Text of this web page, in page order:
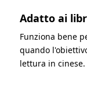
Adatto ai
Funziona bene
quando
lettura in cinese.